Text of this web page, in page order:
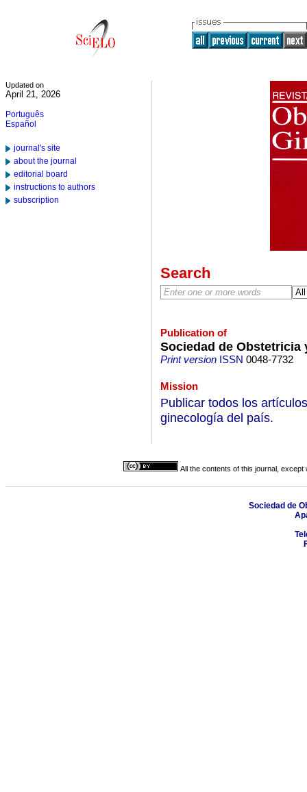
Updated on
April 21, 2026
Português
Español
journal's site
about the journal
editorial board
instructions to authors
subscription
Search
Publication of
Sociedad de Obstetricia
Print versionISSN 0048-7732
Mission
Publicar todos los
ginecología del país.
All the contents of this journal,
Sociedad de